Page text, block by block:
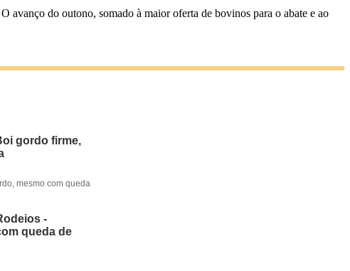
avanço do outono, somado à maior oferta de bovinos para o abate e ao
gordo firme,
mesmo com queda
-
queda de